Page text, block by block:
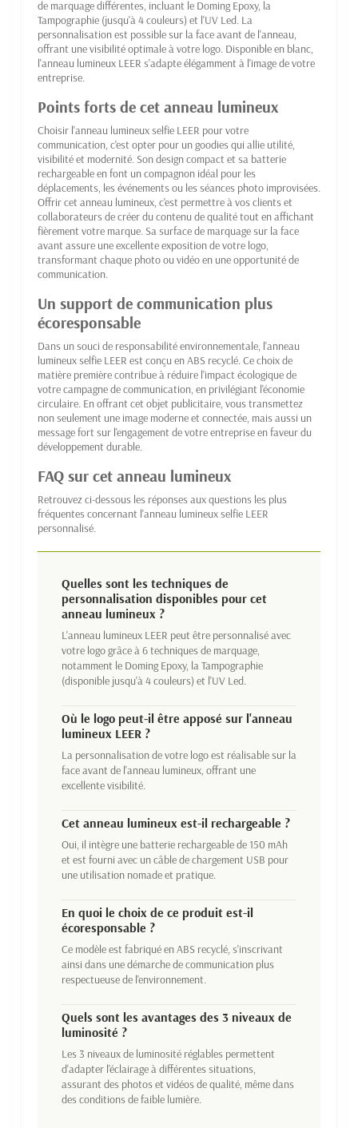
de marquage différentes, incluant le Doming Epoxy, la
Tampographie (jusqu'à 4 couleurs) et l'UV Led. La
personnalisation est possible sur la face avant de l'anneau,
offrant une visibilité optimale à votre logo. Disponible en blanc,
l'anneau lumineux LEER s'adapte élégamment à l'image de votre
entreprise.
Points forts de cet anneau lumineux
Choisir l'anneau lumineux selfie LEER pour votre
communication, c'est opter pour un goodies qui allie utilité,
visibilité et modernité. Son design compact et sa batterie
rechargeable en font un compagnon idéal pour les
déplacements, les événements ou les séances photo improvisées.
Offrir cet anneau lumineux, c'est permettre à vos clients et
collaborateurs de créer du contenu de qualité tout en affichant
fièrement votre marque. Sa surface de marquage sur la face
avant assure une excellente exposition de votre logo,
transformant chaque photo ou vidéo en une opportunité de
communication.
Un support de communication plus
écoresponsable
Dans un souci de responsabilité environnementale, l'anneau
lumineux selfie LEER est conçu en ABS recyclé. Ce choix de
matière première contribue à réduire l'impact écologique de
votre campagne de communication, en privilégiant l'économie
circulaire. En offrant cet objet publicitaire, vous transmettez
non seulement une image moderne et connectée, mais aussi un
message fort sur l'engagement de votre entreprise en faveur du
développement durable.
FAQ sur cet anneau lumineux
Retrouvez ci-dessous les réponses aux questions les plus
fréquentes concernant l'anneau lumineux selfie LEER
personnalisé.
Quelles sont les techniques de
personnalisation disponibles pour cet
anneau lumineux ?
L'anneau lumineux LEER peut être personnalisé avec
votre logo grâce à 6 techniques de marquage,
notamment le Doming Epoxy, la Tampographie
(disponible jusqu'à 4 couleurs) et l'UV Led.
Où le logo peut-il être apposé sur l'anneau
lumineux LEER ?
La personnalisation de votre logo est réalisable sur la
face avant de l'anneau lumineux, offrant une
excellente visibilité.
Cet anneau lumineux est-il rechargeable ?
Oui, il intègre une batterie rechargeable de 150 mAh
et est fourni avec un câble de chargement USB pour
une utilisation nomade et pratique.
En quoi le choix de ce produit est-il
écoresponsable ?
Ce modèle est fabriqué en ABS recyclé, s'inscrivant
ainsi dans une démarche de communication plus
respectueuse de l'environnement.
Quels sont les avantages des 3 niveaux de
luminosité ?
Les 3 niveaux de luminosité réglables permettent
d'adapter l'éclairage à différentes situations,
assurant des photos et vidéos de qualité, même dans
des conditions de faible lumière.